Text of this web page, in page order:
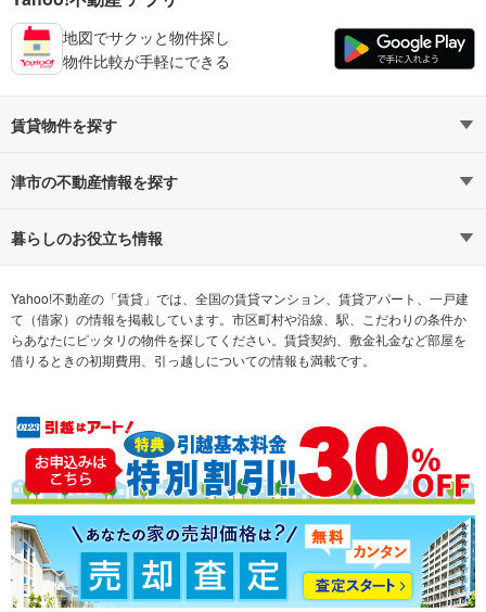
地図でサクッと物件探し
物件比較が手軽にできる
賃貸物件を探す
路線・駅から探す
通勤時間から探す
不動産会社から探す 希望の条件から探す
テーマから探す ランキングから探す
津市の不動産情報を探す
不動産・住宅
新築マンション 中古マンション
新築一戸建て 中古一戸建て
売却査定
暮らしのお役立ち情報
マンションカタログ 教えて！住まいの先生
Yahoo!不動産の「賃貸」では、全国の賃貸マンション、賃貸アパート、一戸建
て（借家）の情報を掲載しています。市区町村や沿線、駅、こだわりの条件か
らあなたにピッタリの物件を探してください。賃貸契約、敷金礼金など部屋を
借りるときの初期費用、引っ越しについての情報も満載です。